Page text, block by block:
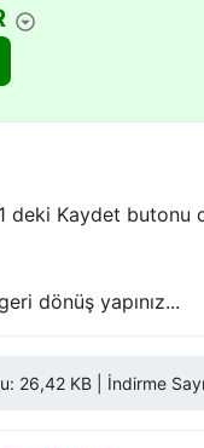
Kaydet butonu
dönüş yapınız...
26,42 KB | İndirme